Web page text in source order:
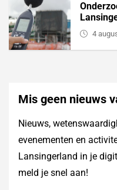
4
Mis geen nieuws
Nieuws,
evenementen en
Lansingerland in je
meld je snel aan!